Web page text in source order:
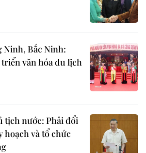
Ninh, Bắc Ninh:
văn hóa du lịch
tịch nước: Phải đổi
hoạch và tổ chức